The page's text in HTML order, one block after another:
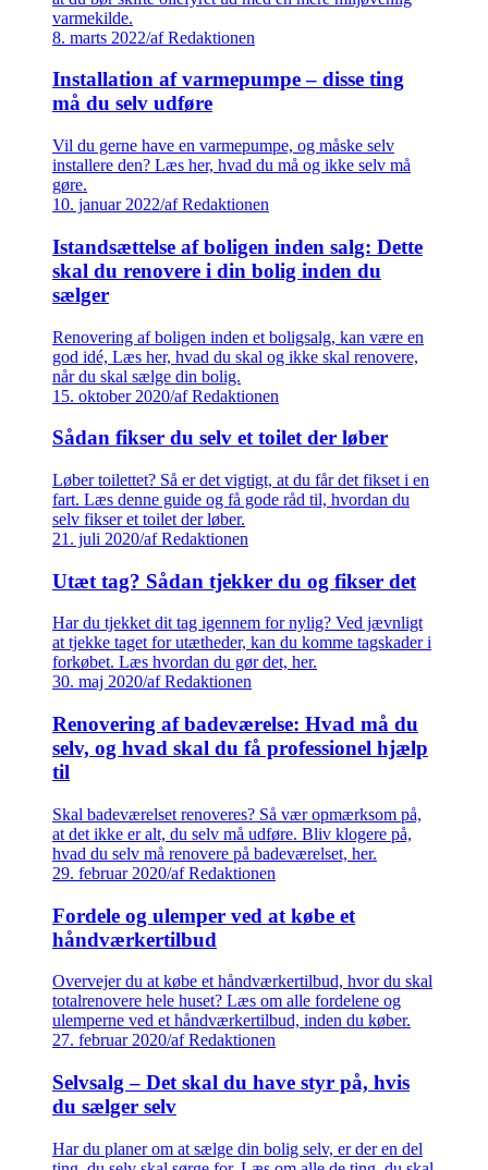
varmekilde.
8. marts 2022/af Redaktionen
Installation af varmepumpe – disse ting
må du selv udføre
Vil du gerne have en varmepumpe, og måske selv
installere den? Læs her, hvad du må og ikke selv må
gøre.
10. januar 2022/af Redaktionen
Istandsættelse af boligen inden salg: Dette
skal du renovere i din bolig inden du
sælger
Renovering af boligen inden et boligsalg, kan være en
god idé, Læs her, hvad du skal og ikke skal renovere,
når du skal sælge din bolig.
15. oktober 2020/af Redaktionen
Sådan fikser du selv et toilet der løber
Løber toilettet? Så er det vigtigt, at du får det fikset i en
fart. Læs denne guide og få gode råd til, hvordan du
selv fikser et toilet der løber.
21. juli 2020/af Redaktionen
Utæt tag? Sådan tjekker du og fikser det
Har du tjekket dit tag igennem for nylig? Ved jævnligt
at tjekke taget for utætheder, kan du komme tagskader i
forkøbet. Læs hvordan du gør det, her.
30. maj 2020/af Redaktionen
Renovering af badeværelse: Hvad må du
selv, og hvad skal du få professionel hjælp
til
Skal badeværelset renoveres? Så vær opmærksom på,
at det ikke er alt, du selv må udføre. Bliv klogere på,
hvad du selv må renovere på badeværelset, her.
29. februar 2020/af Redaktionen
Fordele og ulemper ved at købe et
håndværkertilbud
Overvejer du at købe et håndværkertilbud, hvor du skal
totalrenovere hele huset? Læs om alle fordelene og
ulemperne ved et håndværkertilbud, inden du køber.
27. februar 2020/af Redaktionen
Selvsalg – Det skal du have styr på, hvis
du sælger selv
Har du planer om at sælge din bolig selv, er der en del